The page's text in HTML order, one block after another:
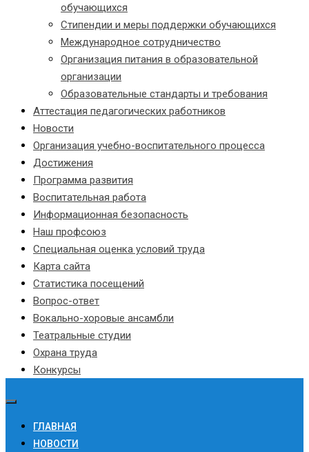
обучающихся
Стипендии и меры поддержки обучающихся
Международное сотрудничество
Организация питания в образовательной
организации
Образовательные стандарты и требования
Аттестация педагогических работников
Новости
Организация учебно-воспитательного процесса
Достижения
Программа развития
Воспитательная работа
Информационная безопасность
Наш профсоюз
Специальная оценка условий труда
Карта сайта
Статистика посещений
Вопрос-ответ
Вокально-хоровые ансамбли
Театральные студии
Охрана труда
Конкурсы
ГЛАВНАЯ
НОВОСТИ